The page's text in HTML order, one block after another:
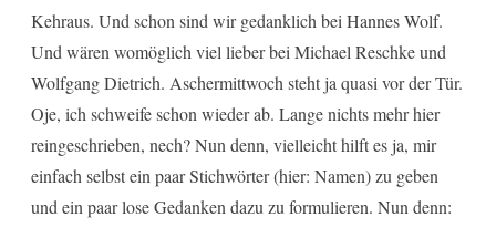
Kehraus. Und schon sind wir gedanklich bei Hannes Wolf.
Und wären womöglich viel lieber bei Michael Reschke und
Wolfgang Dietrich. Aschermittwoch steht ja quasi vor der Tür.
Oje, ich schweife schon wieder ab. Lange nichts mehr hier
reingeschrieben, nech? Nun denn, vielleicht hilft es ja, mir
einfach selbst ein paar Stichwörter (hier: Namen) zu geben
und ein paar lose Gedanken dazu zu formulieren. Nun denn: